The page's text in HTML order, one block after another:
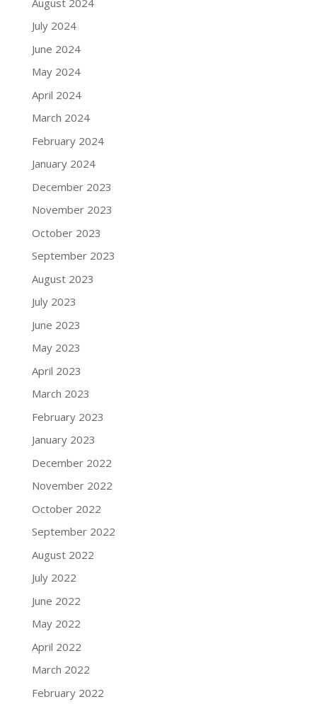
July 2024
June 2024
May 2024
April 2024
March 2024
February 2024
January 2024
December 2023
November 2023
October 2023
September 2023
August 2023
July 2023
June 2023
May 2023
April 2023
March 2023
February 2023
January 2023
December 2022
November 2022
October 2022
September 2022
August 2022
July 2022
June 2022
May 2022
April 2022
March 2022
February 2022